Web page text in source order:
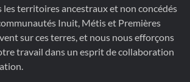
les territoires ancestraux et non concédés
Inuit, Métis et Premières
sur ces terres, et nous nous efforçons
travail dans un esprit de collaboration